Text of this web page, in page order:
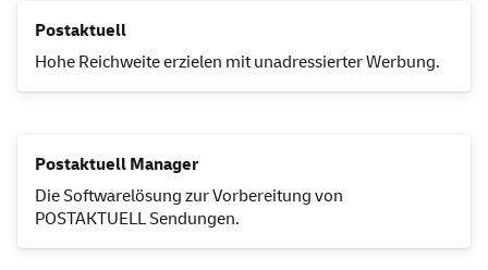
Postaktuell
Hohe Reichweite erzielen mit unadressierter Werbung.
Postaktuell Manager
Die Softwarelösung zur Vorbereitung von
POSTAKTUELL Sendungen.